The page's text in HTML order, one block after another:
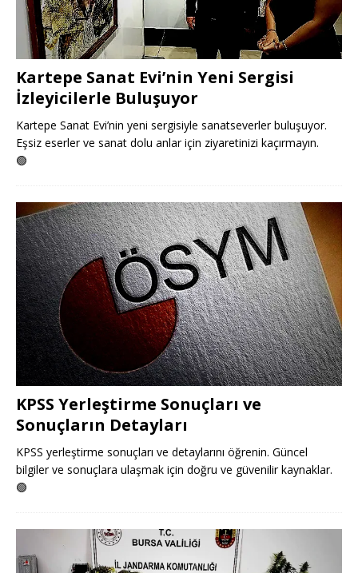
Kartepe Sanat Evi’nin Yeni Sergisi
İzleyicilerle Buluşuyor
Kartepe Sanat Evi’nin yeni sergisiyle sanatseverler buluşuyor.
Eşsiz eserler ve sanat dolu anlar için ziyaretinizi kaçırmayın.
🟢
KPSS Yerleştirme Sonuçları ve
Sonuçların Detayları
KPSS yerleştirme sonuçları ve detaylarını öğrenin. Güncel
bilgiler ve sonuçlara ulaşmak için doğru ve güvenilir kaynaklar.
🟢